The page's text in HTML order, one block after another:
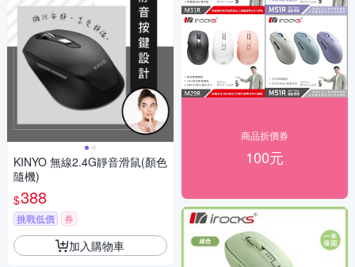
KINYO 無線2.4G靜音滑鼠(顏色
隨機)
$388
挑戰低價 券
加入購物車
商品折價券
100元